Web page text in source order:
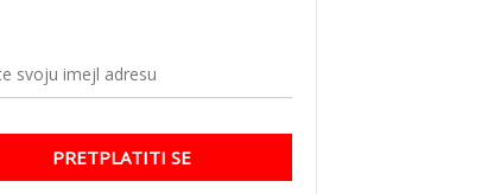
PRETPLATITI SE